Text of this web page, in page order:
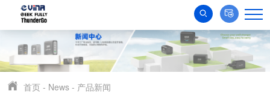
首页 - News - 产品新闻